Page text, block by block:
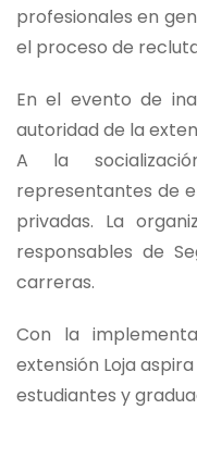
profesionales en
el proceso de
En el evento de
autoridad de la
A la
representantes de
privadas. La
responsables de
carreras.
Con la
extensión Loja
estudiantes y